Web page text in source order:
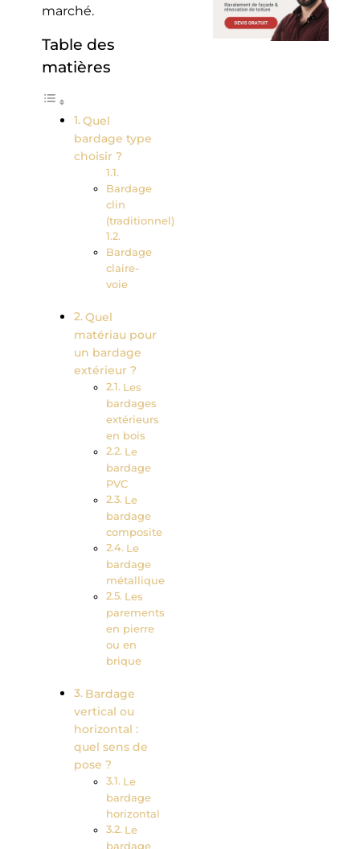
marché.
Table des
matières
Quel
bardage type
choisir ?
Bardage
clin
(traditionnel)
Bardage
claire-
voie
Quel
matériau pour
un bardage
extérieur ?
Les
bardages
extérieurs
en bois
Le
bardage
PVC
Le
bardage
composite
Le
bardage
métallique
Les
parements
en pierre
ou en
brique
Bardage
vertical ou
horizontal :
quel sens de
pose ?
Le
bardage
horizontal
Le
bardage